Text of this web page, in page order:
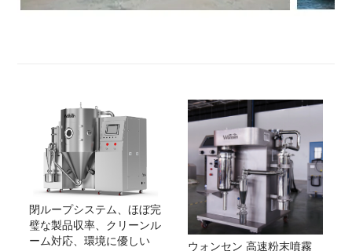
閉ループシステム、ほぼ完
璧な製品収率、クリーンル
ーム対応、環境に優しい
ウォンセン 高速粉末噴霧